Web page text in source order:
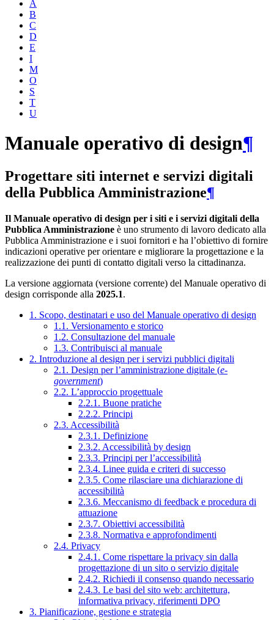
A
B
C
D
E
I
M
O
S
T
U
Manuale operativo di design¶
Progettare siti internet e servizi digitali
della Pubblica Amministrazione¶
Il Manuale operativo di design per i siti e i servizi digitali della
Pubblica Amministrazione è uno strumento di lavoro dedicato alla
Pubblica Amministrazione e i suoi fornitori e ha l’obiettivo di fornire
indicazioni operative per orientare e migliorare la progettazione e la
realizzazione dei punti di contatto digitali verso la cittadinanza.
La versione aggiornata (versione corrente) del Manuale operativo di
design corrisponde alla 2025.1.
1. Scopo, destinatari e uso del Manuale operativo di design
1.1. Versionamento e storico
1.2. Consultazione del manuale
1.3. Contribuisci al manuale
2. Introduzione al design per i servizi pubblici digitali
2.1. Design per l’amministrazione digitale (e-
government)
2.2. L’approccio progettuale
2.2.1. Buone pratiche
2.2.2. Principi
2.3. Accessibilità
2.3.1. Definizione
2.3.2. Accessibilità by design
2.3.3. Principi per l’accessibilità
2.3.4. Linee guida e criteri di successo
2.3.5. Come rilasciare una dichiarazione di
accessibilità
2.3.6. Meccanismo di feedback e procedura di
attuazione
2.3.7. Obiettivi accessibilità
2.3.8. Normativa e approfondimenti
2.4. Privacy
2.4.1. Come rispettare la privacy sin dalla
progettazione di un sito o servizio digitale
2.4.2. Richiedi il consenso quando necessario
2.4.3. Le basi del sito web: architettura,
informativa privacy, riferimenti DPO
3. Pianificazione, gestione e strategia